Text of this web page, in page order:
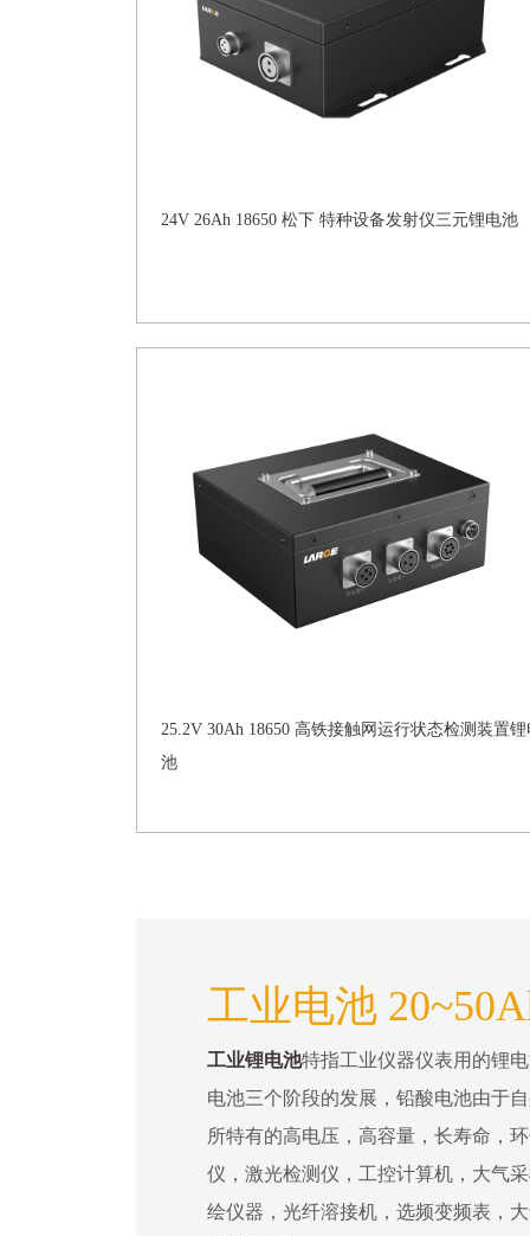
24V 26Ah 18650 松下 特种设备发射仪三元锂电池
25.2V 30Ah 18650 高铁接触网运行状态检测装置锂
池
工业电池
工业锂电池特指工业仪器仪表用的锂
电池三个阶段的发展，铅酸电池由于
所特有的高电压，高容量，长寿命，
仪，激光检测仪，工控计算机，大气
绘仪器，光纤溶接机，选频变频表，